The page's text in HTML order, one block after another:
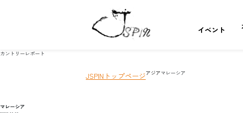
イベント
カントリーレポート
JSPINトップページアジアマレーシア
マレーシア